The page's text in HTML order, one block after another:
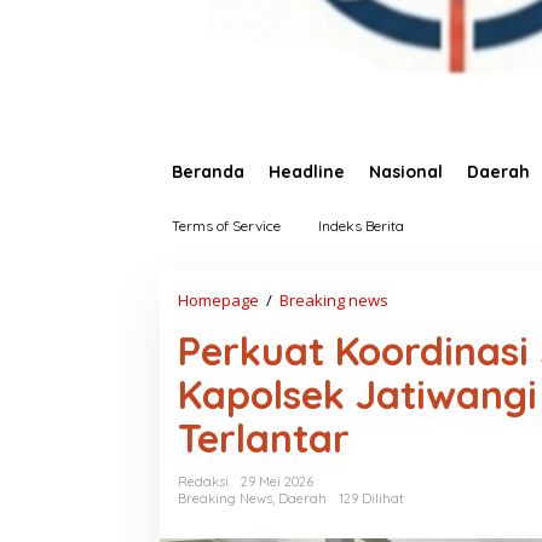
Beranda Headline Nasional Daerah
Terms of Service Indeks Berita
Homepage / Breaking news
r
k
u
a
o
Perkuat
Kapolsek
Terlantar
Redaksi
29 Mei 2026
Breaking News, Daerah 129 Dilihat